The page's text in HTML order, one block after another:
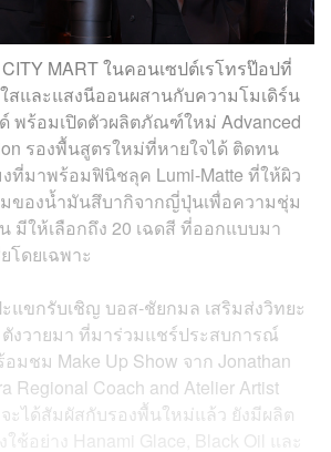
MART ในคอนเซปต์เรโทรป๊อปที่
สและแสงนีออนผสานกับความโมเดิร์น
พร้อมเปิดตัวผลิตภัณฑ์ใหม่ Advanced
รองพื้นสูตรใหม่ที่หายใจได้ ติดทน
ที่มาพร้อมฟินิชลุค Lumi-Matte ที่ให้ผิว
ของน้ำมันสึบากิจากญี่ปุ่นเพื่อความชุ่ม
มีให้เลือกถึง 20 เฉดสี ที่ออกแบบมา
โดยเฉพาะ
แขกรับเชิญ บอส-ชัยกมล เสริมส่งวิทยะ
งวายมา ที่มาร่วมแชร์ประสบการณ์
ชม Make Up Show จาก Jonathan
Regional Coach and Atelier Artist
ะได้สัมผัสกับรองพื้นใหม่แล้ว ยังมีผลิต
ช้อย่าง Hanami Glace, Black Oil และ